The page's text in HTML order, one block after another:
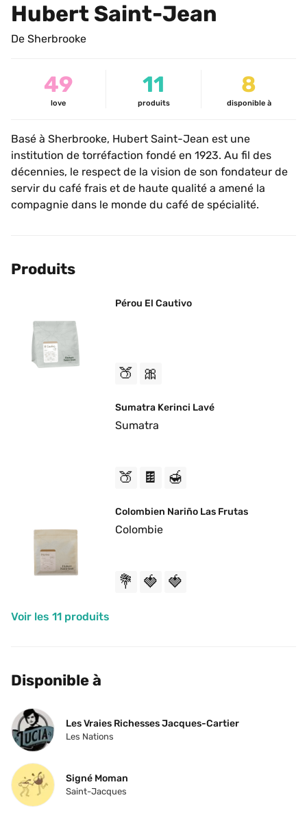
Hubert Saint-Jean
De Sherbrooke
49
love
11
produits
8
disponible à
Basé à Sherbrooke, Hubert Saint-Jean est une
institution de torréfaction fondé en 1923. Au fil des
décennies, le respect de la vision de son fondateur de
servir du café frais et de haute qualité a amené la
compagnie dans le monde du café de spécialité.
Produits
Pérou El Cautivo
🍑 🎀
Sumatra Kerinci Lavé
Sumatra
🍑 🍫 🍯
Colombien Nariño Las Frutas
Colombie
💐 🍓 🍓
Voir les 11 produits
Disponible à
Les Vraies Richesses Jacques-Cartier
Les Nations
Signé Moman
Saint-Jacques